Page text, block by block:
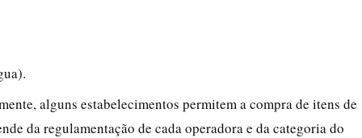
alguns estabelecimentos permitem a compra de itens de
da regulamentação de cada operadora e da categoria do